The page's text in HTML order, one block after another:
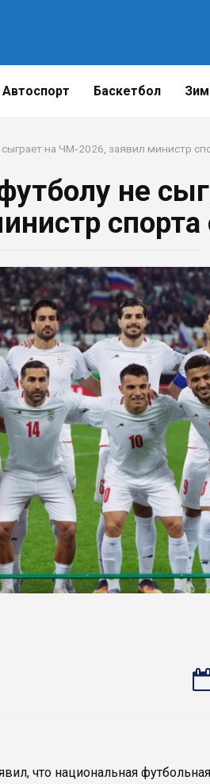
Автоспорт Баскетбол
на ЧМ‑2026, заявил министр
не
что национальная